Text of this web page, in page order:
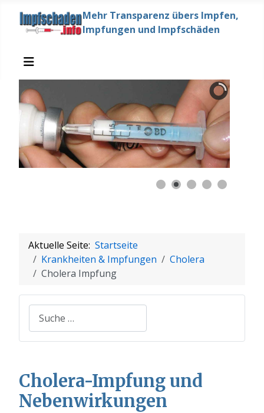
Mehr Transparenz übers Impfen,
Impfungen und Impfschäden
Aktuelle Seite: Startseite
Krankheiten & Impfungen
Cholera
Cholera Impfung
Suchen
Cholera-Impfung und
Nebenwirkungen